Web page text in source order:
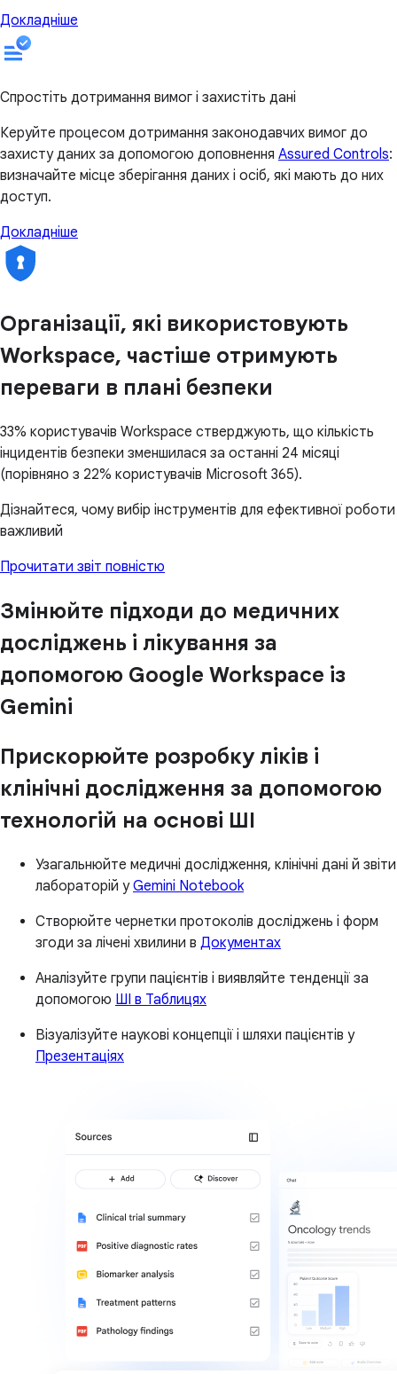
Докладніше
Спростіть дотримання вимог і захистіть дані
Керуйте процесом дотримання законодавчих вимог до
захисту даних за допомогою доповнення Assured Controls:
визначайте місце зберігання даних і осіб, які мають до них
доступ.
Докладніше
Організації, які використовують
Workspace, частіше отримують
переваги в плані безпеки
33% користувачів Workspace стверджують, що кількість
інцидентів безпеки зменшилася за останні 24 місяці
(порівняно з 22% користувачів Microsoft 365).
Дізнайтеся, чому вибір інструментів для ефективної роботи
важливий
Прочитати звіт повністю
Змінюйте підходи до медичних
досліджень і лікування за
допомогою Google Workspace із
Gemini
Прискорюйте розробку ліків і
клінічні дослідження за допомогою
технологій на основі ШІ
Узагальнюйте медичні дослідження, клінічні дані й звіти
лабораторій уGemini Notebook
Створюйте чернетки протоколів досліджень і форм
згоди за лічені хвилини в Документах
Аналізуйте групи пацієнтів і виявляйте тенденції за
допомогою ШІ в Таблицях
Візуалізуйте наукові концепції і шляхи пацієнтів у
Презентаціях